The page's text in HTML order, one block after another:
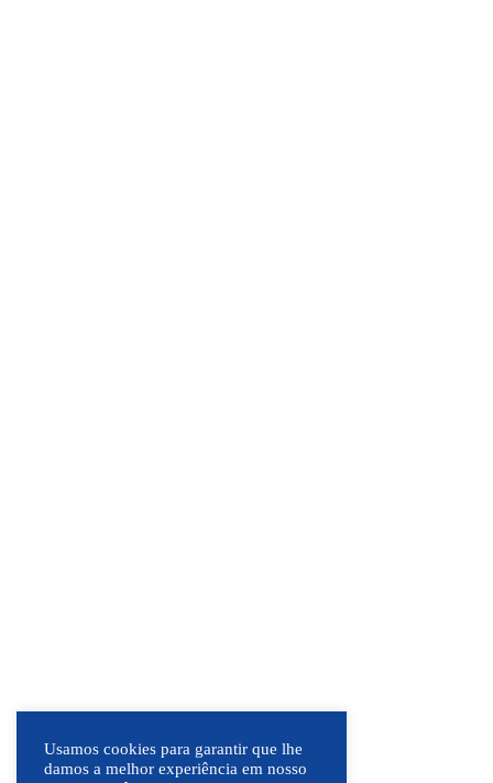
Usamos cookies para garantir que lhe
damos a melhor experiência em nosso